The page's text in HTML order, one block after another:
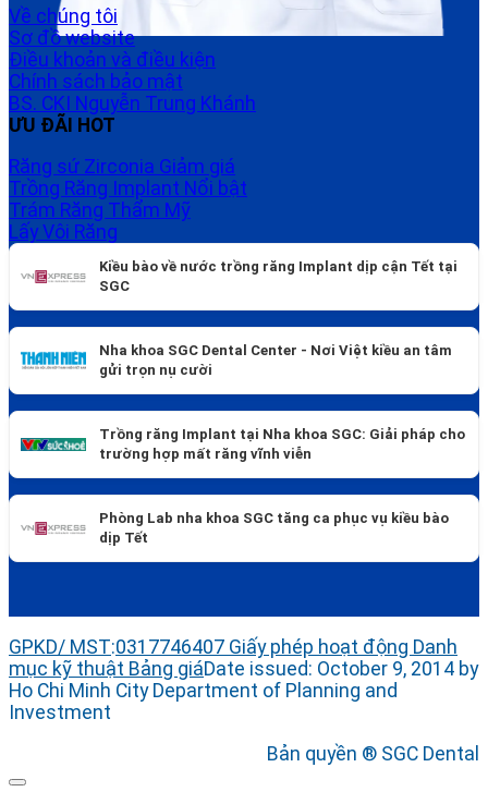
Về chúng tôi
Sơ đồ website
Điều khoản và điều kiện
Chính sách bảo mật
BS. CKI Nguyễn Trung Khánh
ƯU ĐÃI HOT
Răng sứ Zirconia
Trồng Răng Implant
Trám Răng Thẩm Mỹ
Lấy Vôi Răng
Kiều bào về nước trồng răng Implant dịp cận Tết tại
SGC
Nha khoa SGC Dental Center - Nơi Việt kiều an tâm
gửi trọn nụ cười
Trồng răng Implant tại Nha khoa SGC: Giải pháp cho
trường hợp mất răng vĩnh viễn
Phòng Lab nha khoa SGC tăng ca phục vụ kiều bào
dịp Tết
GPKD/ MST:0317746407 Giấy phép hoạt động Danh
mục kỹ thuật Bảng giáDate issued: October 9, 2014 by
Ho Chi Minh City Department of Planning and
Investment
Bản quyền ® SGC Dental